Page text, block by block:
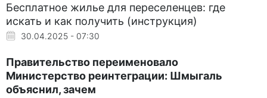
Бесплатное жилье для переселенцев: где
искать и как получить (инструкция)
30.04.2025 - 07:30
Правительство переименовало
Министерство реинтеграции: Шмыгаль
объяснил, зачем